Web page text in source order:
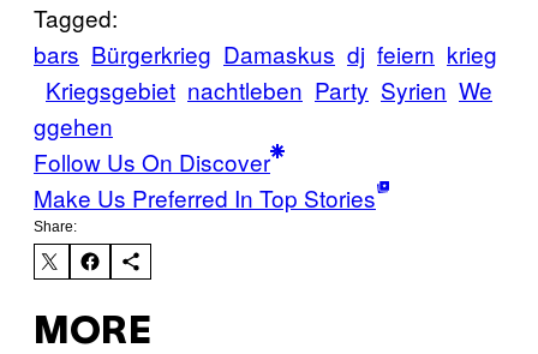
Tagged:
bars Bürgerkrieg Damaskus dj feiern krieg
Kriegsgebiet nachtleben Party Syrien We
ggehen
Follow Us On Discover
Make Us Preferred In Top Stories
Share:
MORE